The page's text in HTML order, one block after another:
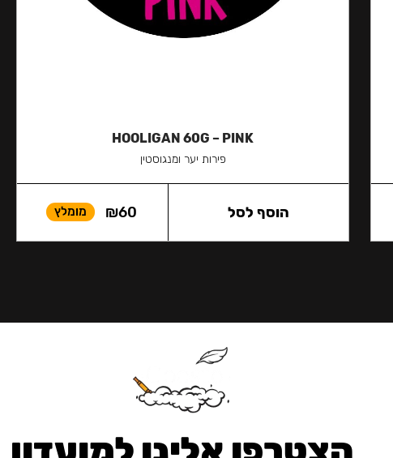
HOOLIGAN 60G – PINK
פירות יער ומנגוסטין
₪60 מומלץ הוסף לסל